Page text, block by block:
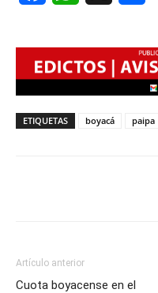
ETIQUETAS boyacá paipa
Artículo anterior
Cuota boyacense en el